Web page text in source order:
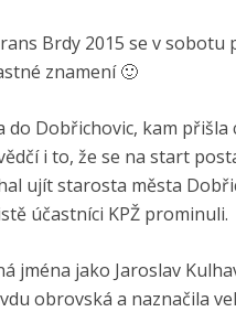
Brdy 2015 se v sobotu
znamení 🙂
Dobřichovic, kam přišla
i to, že se na start
ujít starosta města
účastníci KPŽ prominuli.
jména jako Jaroslav
obrovská a naznačila